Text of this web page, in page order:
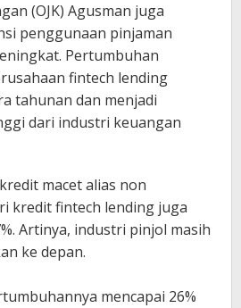
(OJK) Agusman juga
penggunaan pinjaman
Pertumbuhan
fintech lending
tahunan dan menjadi
dari industri keuangan
macet alias non
kredit fintech lending juga
Artinya, industri pinjol masih
ke depan.
mencapai 26%